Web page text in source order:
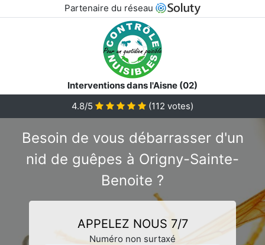
Partenaire du réseau
Interventions dans l'Aisne (02)
4.8/5 (112 votes)
Besoin de vous débarrasser d'un
nid de guêpes à Origny-Sainte-
Benoite ?
APPELEZ NOUS 7/7
Numéro non surtaxé